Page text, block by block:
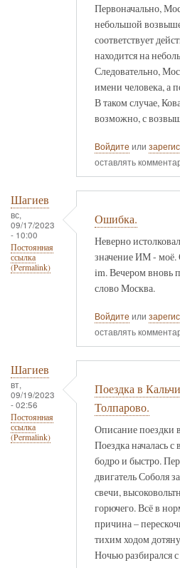
Первоначально,
небольшой
соответствует
находится на
Следовательно,
имени человека, а
В таком случае,
возможно, с
Войдите или
оставлять
Шагиев
вс,
09/17/2023
- 10:00
Постоянная
ссылка
(Permalink)
Ошибка.
Неверно
значение ИМ - моё.
im. Вечером вновь
слово Москва.
Войдите или
оставлять
Шагиев
вт,
09/19/2023
- 02:56
Постоянная
ссылка
(Permalink)
Поездка в
Толпарово.
Описание поездки
Поездка началась с
бодро и быстро.
двигатель Соболя
свечи,
горючего. Всё в
причина –
тихим ходом
Ночью разбирался